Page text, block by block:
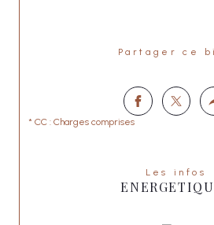
Partager ce
* CC : Charges comprises
Les infos